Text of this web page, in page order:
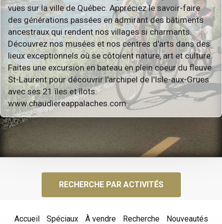
vues sur la ville de Québec. Appréciez le savoir-faire
des générations passées en admirant des bâtiments
ancestraux qui rendent nos villages si charmants.
Découvrez nos musées et nos centres d'arts dans des
lieux exceptionnels où se côtoient nature, art et culture.
Faites une excursion en bateau en plein coeur du fleuve
St-Laurent pour découvrir l'archipel de l'Isle-aux-Grues
avec ses 21 îles et îlots.
www.chaudiereappalaches.com
RECHERCHE PAR ACTIVITÉS
Accueil Spéciaux À vendre Recherche Nouveautés